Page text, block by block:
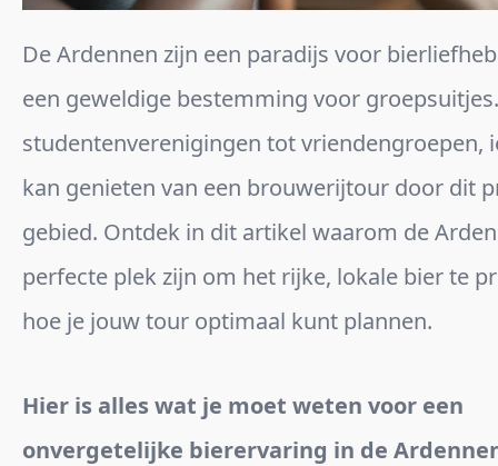
De Ardennen zijn een paradijs voor
een geweldige bestemming voor
studentenverenigingen tot vriendengroepen,
kan genieten van een brouwerijtour door dit
gebied. Ontdek in dit artikel waarom de
perfecte plek zijn om het rijke, lokale bier te
hoe je jouw tour optimaal kunt plannen.
Hier is alles wat je moet weten voor een
onvergetelijke bierervaring in de